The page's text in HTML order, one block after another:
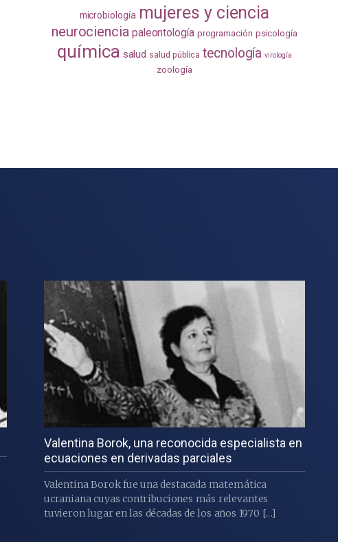
microbiología mujeres y ciencia
neurociencia paleontología programación psicología
química salud salud pública tecnología virología
zoología
Valentina Borok, una reconocida especialista en
ecuaciones en derivadas parciales
Valentina Borok fue una destacada matemática
ucraniana cuyas contribuciones más relevantes
tuvieron lugar en las décadas de los años 1970 […]